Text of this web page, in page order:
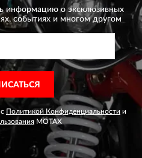
информацию о эксклюзивных
событиях и многом другом
Политикой Конфиденциальности и
MOTAX